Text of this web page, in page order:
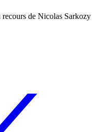
de Nicolas Sarkozy